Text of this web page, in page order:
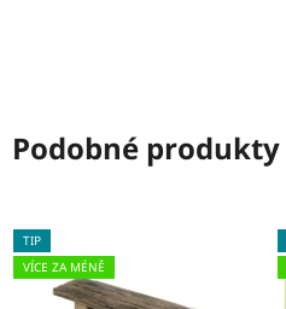
Podobné produkty
TIP
VÍCE ZA MÉNĚ